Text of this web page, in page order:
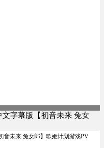
音未来 兔女郎】歌姬计划游戏PV